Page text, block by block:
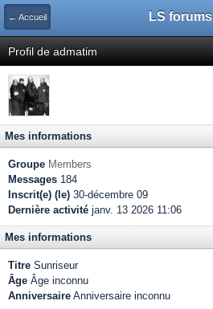
← Accueil LS forums
Profil de admatim
Mes informations
Groupe Members
Messages 184
Inscrit(e) (le) 30-décembre 09
Dernière activité janv. 13 2026 11:06
Mes informations
Titre Sunriseur
Âge Âge inconnu
Anniversaire Anniversaire inconnu